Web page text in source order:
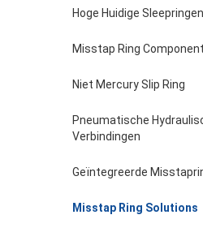
Hoge Huidige Sleepringen
Misstap Ring
Niet Mercury Slip Ring
Pneumatische
Verbindingen
Geïntegreerde
Misstap Ring Solutions